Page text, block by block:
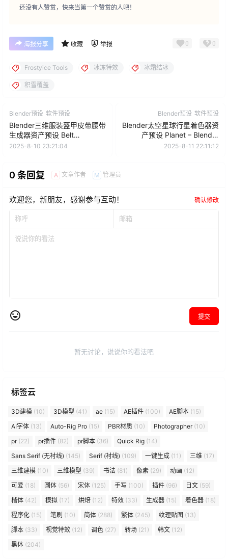
还没有人赞赏，快来当第一个赞赏的人吧！
海报分享 收藏 举报 0 0
Frostyice Tools 冰冻特效 冰霜结冰
积雪覆盖
Blender预设 软件预设
Blender三维服装盔甲皮带腰带
生成器资产预设 Belt
Generator
2025-8-10 23:21:04
Blender预设 软件预设
Blender太空星球行星着色器资
产预设 Planet – Blender
Shader V1.0.3
2025-8-11 22:11:12
0 条回复 A 文章作者 M 管理员
欢迎您，新朋友，感谢参与互动！ 确认修改
提交
暂无讨论，说说你的看法吧
标签云
3D建模 (10) 3D模型 (41) ae (15) AE插件 (100) AE脚本 (15)
AI字体 (13) Auto-Rig Pro (15) PBR材质 (10) Photographer(10)
pr(22) pr插件 (82) pr脚本 (36) Quick Rig (14)
Sans Serif (无衬线) (145) Serif (衬线) (109) 一键生成 (11) 三维 (17)
三维建模 (10) 三维模型 (39) 书法 (81) 像素 (29) 动画 (12)
可爱 (18) 圆体 (56) 宋体 (125) 手写 (100) 插件 (96) 日文 (59)
楷体 (42) 模拟 (17) 烘焙 (12) 特效 (33) 生成器 (15) 着色器 (18)
程序化 (15) 笔刷 (10) 简体 (288) 繁体 (245) 纹理贴图 (13)
脚本 (33) 视觉特效 (12) 调色 (27) 转场 (21) 韩文 (12)
黑体 (204)